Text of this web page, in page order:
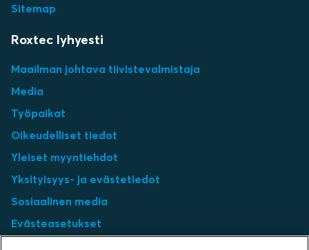
Sitemap
Roxtec lyhyesti
Maailman johtava tiivistevalmistaja
Media
Työpaikat
Oikeudelliset tiedot
Yleiset myyntiehdot
Yksityisyys- ja evästetiedot
Sosiaalinen media
Evästeasetukset